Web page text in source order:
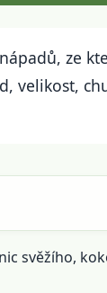
ze
velikost,
svěžího,